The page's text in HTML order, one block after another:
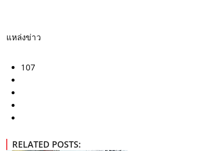
แหล่งข่าว
107
RELATED POSTS: